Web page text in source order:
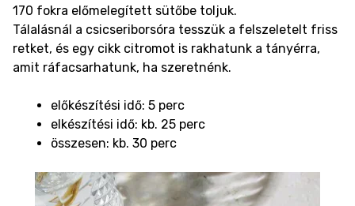
170 fokra előmelegített sütőbe toljuk.
Tálalásnál a csicseriborsóra tesszük a felszeletelt friss
retket, és egy cikk citromot is rakhatunk a tányérra,
amit ráfacsarhatunk, ha szeretnénk.
előkészítési idő: 5 perc
elkészítési idő: kb. 25 perc
összesen: kb. 30 perc